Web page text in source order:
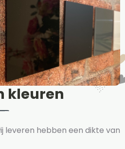
kleuren
leveren hebben een dikte van